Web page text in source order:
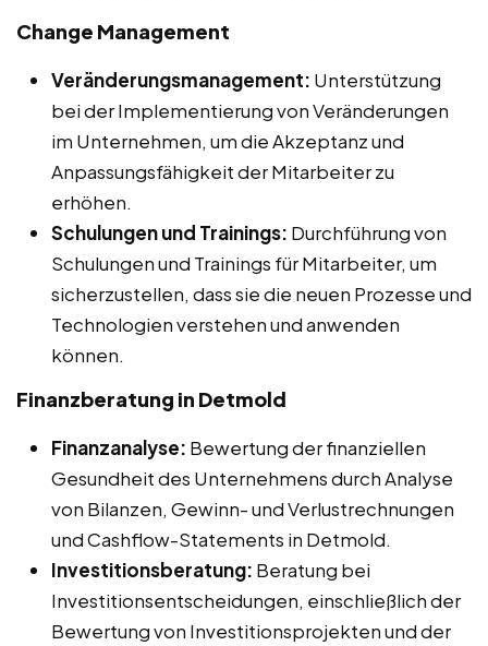
Change Management
Veränderungsmanagement: Unterstützung
bei der Implementierung von Veränderungen
im Unternehmen, um die Akzeptanz und
Anpassungsfähigkeit der Mitarbeiter zu
erhöhen.
Schulungen und Trainings: Durchführung von
Schulungen und Trainings für Mitarbeiter, um
sicherzustellen, dass sie die neuen Prozesse und
Technologien verstehen und anwenden
können.
Finanzberatung in Detmold
Finanzanalyse: Bewertung der finanziellen
Gesundheit des Unternehmens durch Analyse
von Bilanzen, Gewinn- und Verlustrechnungen
und Cashflow-Statements in Detmold.
Investitionsberatung: Beratung bei
Investitionsentscheidungen, einschließlich der
Bewertung von Investitionsprojekten und der